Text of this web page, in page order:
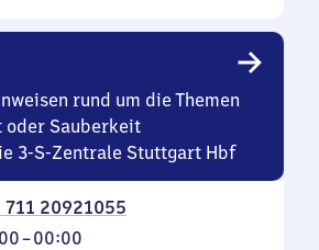
rund um die Themen
oder Sauberkeit
3-S-Zentrale Stuttgart Hbf
711 20921055
–00:00